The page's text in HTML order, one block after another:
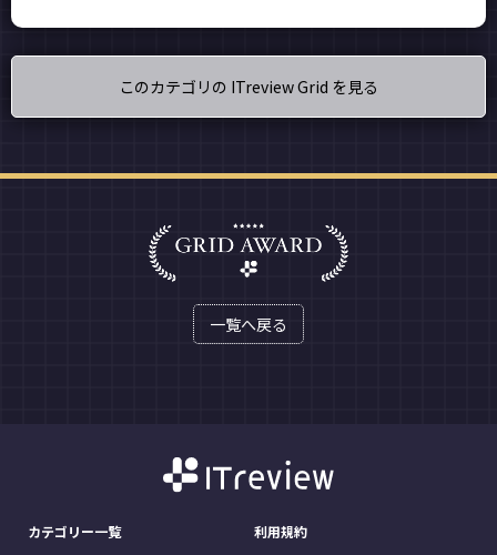
このカテゴリの ITreview Grid を見る
一覧へ戻る
カテゴリー一覧
利用規約